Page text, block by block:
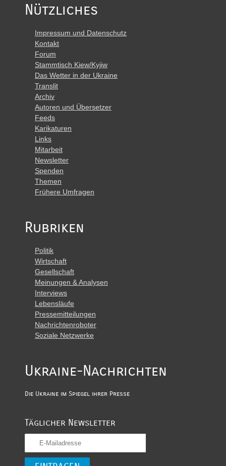
Nützliches
Impressum und Datenschutz
Kontakt
Forum
Stammtisch Kiew/Kyjiw
Das Wetter in der Ukraine
Translit
Archiv
Autoren und Übersetzer
Feeds
Karikaturen
Links
Mitarbeit
Newsletter
Spenden
Themen
Frühere Umfragen
Rubriken
Politik
Wirtschaft
Gesellschaft
Meinungen & Analysen
Interviews
Lebensläufe
Pressemitteilungen
Nachrichtenroboter
Soziale Netzwerke
Ukraine-Nachrichten
Die Ukraine im Spiegel ihrer Presse
Täglicher Newsletter